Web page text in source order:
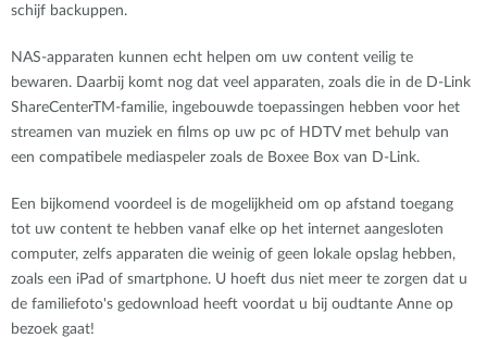
schijf backuppen.
NAS-apparaten kunnen echt helpen om uw content veilig te
bewaren. Daarbij komt nog dat veel apparaten, zoals die in de D-Link
ShareCenterTM-familie, ingebouwde toepassingen hebben voor het
streamen van muziek en films op uw pc of HDTV met behulp van
een compatibele mediaspeler zoals de Boxee Box van D-Link.
Een bijkomend voordeel is de mogelijkheid om op afstand toegang
tot uw content te hebben vanaf elke op het internet aangesloten
computer, zelfs apparaten die weinig of geen lokale opslag hebben,
zoals een iPad of smartphone. U hoeft dus niet meer te zorgen dat u
de familiefoto's gedownload heeft voordat u bij oudtante Anne op
bezoek gaat!